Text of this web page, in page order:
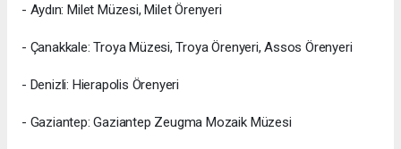
- Aydın⁠: Milet Müzesi, Milet Örenyeri
- Çanakkale: ⁠Troya Müzesi, ⁠Troya Örenyeri, ⁠Assos Örenyeri
- Denizli: ⁠Hierapolis Örenyeri
- Gaziantep: ⁠Gaziantep Zeugma Mozaik Müzesi